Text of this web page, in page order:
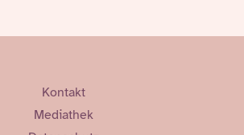
Kontakt
Mediathek